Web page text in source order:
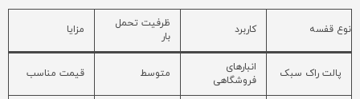
نوع قفسه کاربرد
ظرفیت تحمل
بار
مزایا
پالت راک سبک
انبارهای
فروشگاهی
متوسط قیمت مناسب